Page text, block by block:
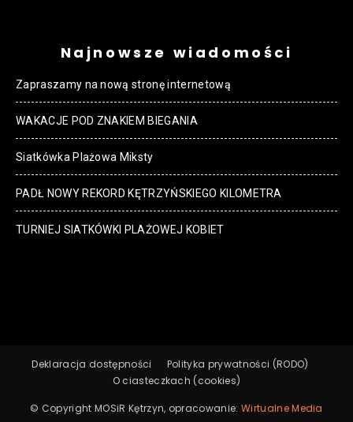
Najnowsze wiadomości
Zapraszamy na nową stronę internetową
WAKACJE POD ZNAKIEM BIEGANIA
Siatkówka Plażowa Miksty
PADŁ NOWY REKORD KĘTRZYŃSKIEGO KILOMETRA
TURNIEJ SIATKÓWKI PLAŻOWEJ KOBIET
Deklaracja dostępności
Polityka prywatności (RODO)
O ciasteczkach (cookies)
© Copyright MOSiR Kętrzyn, opracowanie: Wirtualne Media